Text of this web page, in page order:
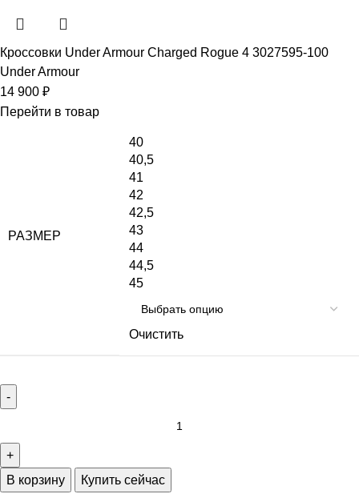
Кроссовки Under Armour Charged Rogue 4 3027595-100
Under Armour
14 900 ₽
Перейти в товар
РАЗМЕР
40
40,5
41
42
42,5
43
44
44,5
45
Очистить
В корзину Купить сейчас